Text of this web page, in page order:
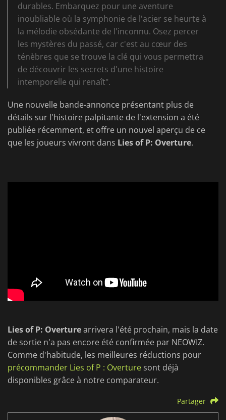
durables. Embarquez pour une aventure
inoubliable où la symphonie de l'acier se heurte à
la mélodie obsédante de l'inconnu. Osez percer
les mystères du passé, car c'est au cœur des
ténèbres que se trouve la clé qui vous permettra
de découvrir les secrets d'une histoire
intemporelle qui renaît".
Une nouvelle bande-annonce présentant plus de
détails sur l'histoire palpitante de l'extension a été
publiée récemment, et offre un nouvel aperçu de ce
que les joueurs vivront dans Lies of P: Overture.
Lies of P: Overturearrivera l'été prochain, mais la date
de sortie n'a pas encore été confirmée par NEOWIZ.
Comme d'habitude, les meilleures réductions pour
précommander Lies of P : Overture sont déjà
disponibles grâce à notre comparateur.
Partager